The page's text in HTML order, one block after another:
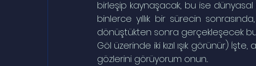
birleşip kaynaşacak, bu ise
binlerce yıllık bir sürecin
dönüştükten sonra gerçekleşecek
Göl üzerinde iki kızıl ışık görünür) İşte,
gözlerini görüyorum onun...